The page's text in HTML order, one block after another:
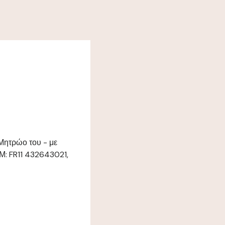
του - με
FR11 432643021,